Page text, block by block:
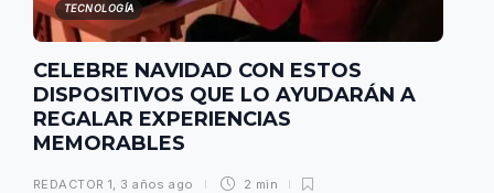
TECNOLOGÍA
CELEBRE NAVIDAD CON ESTOS
DISPOSITIVOS QUE LO AYUDARÁN A
REGALAR EXPERIENCIAS
MEMORABLES
REDACTOR 1 3 años ago 2 min